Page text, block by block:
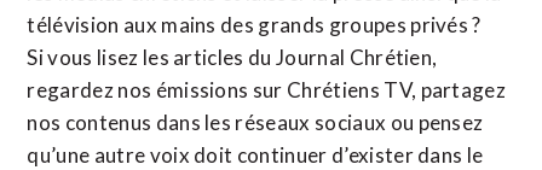
télévision aux mains des grands groupes privés ?
Si vous lisez les articles du Journal Chrétien,
regardez nos émissions sur Chrétiens TV, partagez
nos contenus dans les réseaux sociaux ou pensez
qu’une autre voix doit continuer d’exister dans le